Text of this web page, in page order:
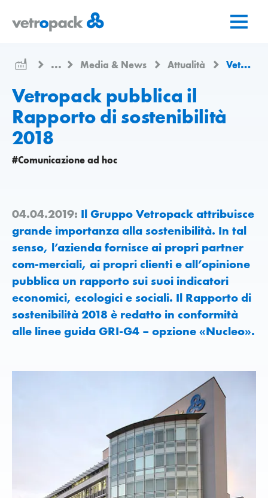
alla
iniziale
...
Media & News Attualità Vetropack pubblica il Rapporto di sostenibilità 2018
Vetropack pubblica il
Rapporto di sostenibilità
2018
#Comunicazione ad hoc
04.04.2019: Il Gruppo Vetropack attribuisce
grande importanza alla sostenibilità. In tal
senso, l’azienda fornisce ai propri partner
com-merciali, ai propri clienti e all’opinione
pubblica un rapporto sui suoi indicatori
economici, ecologici e sociali. Il Rapporto di
sostenibilità 2018 è redatto in conformità
alle linee guida GRI-G4 – opzione «Nucleo».